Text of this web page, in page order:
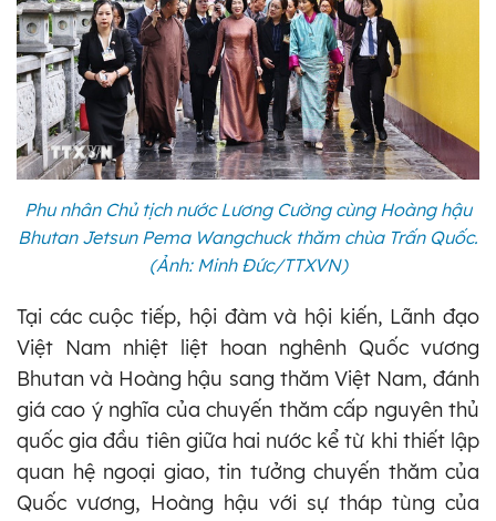
Phu nhân Chủ tịch nước Lương Cường cùng Hoàng hậu
Bhutan Jetsun Pema Wangchuck thăm chùa Trấn Quốc.
(Ảnh: Minh Đức/TTXVN)
Tại các cuộc tiếp, hội đàm và hội kiến, Lãnh đạo
Việt Nam nhiệt liệt hoan nghênh Quốc vương
Bhutan và Hoàng hậu sang thăm Việt Nam, đánh
giá cao ý nghĩa của chuyến thăm cấp nguyên thủ
quốc gia đầu tiên giữa hai nước kể từ khi thiết lập
quan hệ ngoại giao, tin tưởng chuyến thăm của
Quốc vương, Hoàng hậu với sự tháp tùng của